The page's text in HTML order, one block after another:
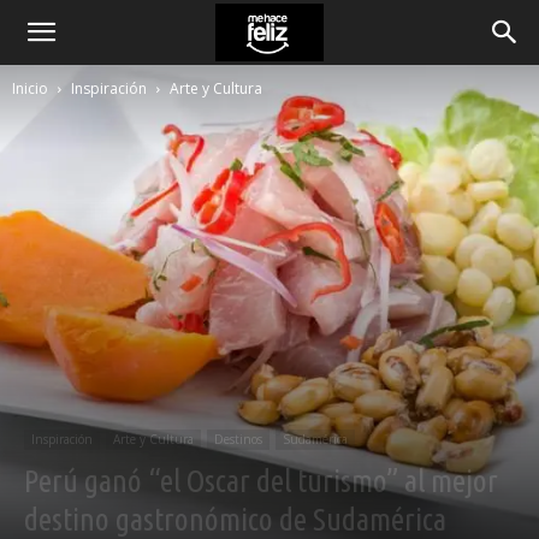
Inicio Inspiración Arte y Cultura
Inspiración Arte y Cultura Destinos Sudamérica
Perú ganó “el Oscar del turismo” al mejor
destino gastronómico de Sudamérica